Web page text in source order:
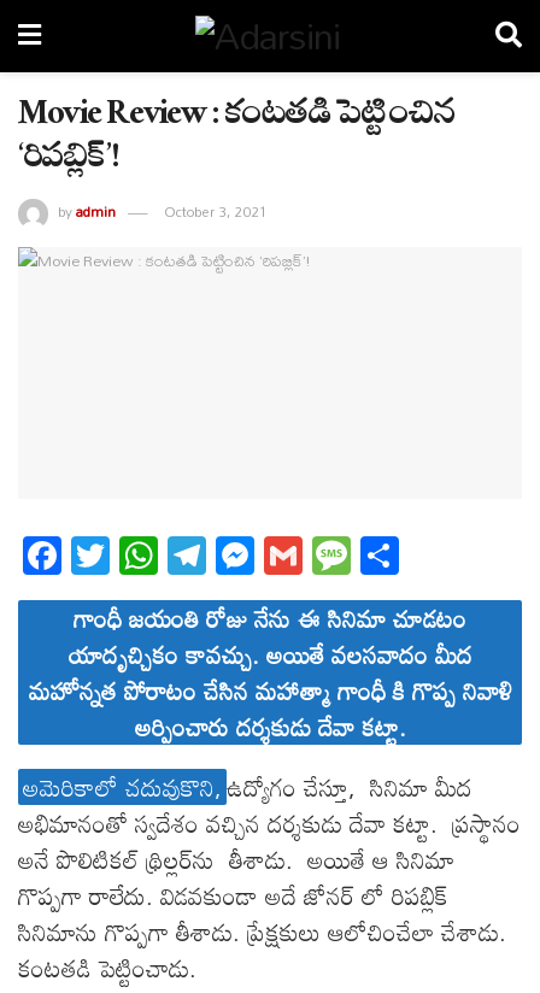
Movie Review : కంటతడి పెట్టించిన
‘రిపబ్లిక్’!
byadmin October 3, 2021
Fa
ce
bo
ok
T
wi
tt
er
W
ha
ts
A
pp
T
el
eg
ra
m
M
es
se
ng
er
G
m
ail
M
es
sa
ge
ha
re
గాంధీ జయంతి రోజు నేను ఈ సినిమా చూడటం
యాదృచ్చికం కావచ్చు. అయితే వలసవాదం మీద
మహోన్నత పోరాటం చేసిన మహాత్మా గాంధీ కి గొప్ప నివాళి
అర్పించారు దర్శకుడు దేవా కట్టా.
అమెరికాలో చదువుకొని,ఉద్యోగం చేస్తూ, సినిమా మీద
అభిమానంతో స్వదేశం వచ్చిన దర్శకుడు దేవా కట్టా. ప్రస్థానం
అనే పొలిటికల్ థ్రిల్లర్‌ను తీశాడు. అయితే ఆ సినిమా
గొప్పగా రాలేదు. విడవకుండా అదే జోనర్ లో రిపబ్లిక్
సినిమాను గొప్పగా తీశాడు. ప్రేక్షకులు ఆలోచించేలా చేశాడు.
కంటతడి పెట్టించాడు.